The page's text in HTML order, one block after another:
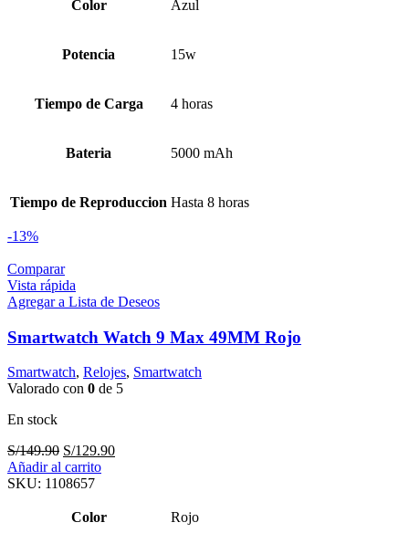
Color Azul
Potencia 15w
Tiempo de Carga 4 horas
Bateria 5000 mAh
Tiempo de Reproduccion Hasta 8 horas
-13%
Comparar
Vista rápida
Agregar a Lista de Deseos
Smartwatch Watch 9 Max 49MM Rojo
Smartwatch, Relojes, Smartwatch
Valorado con 0 de 5
En stock
S/149.90 El
precio
original
S/149.90.
S/129.90El
Añadir al carrito
SKU: 1108657
Color Rojo